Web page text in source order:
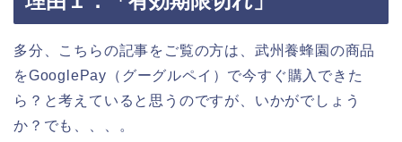
多分、こちらの記事をご覧の方は、武州養蜂園の商品
をGooglePay（グーグルペイ）で今すぐ購入できた
ら？と考えていると思うのですが、いかがでしょう
か？でも、、、。